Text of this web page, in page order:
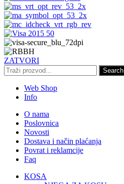
ZATVORI
Search
Web Shop
Info
O nama
Poslovnica
Novosti
Dostava i način plaćanja
Povrat i reklamcije
Faq
KOSA